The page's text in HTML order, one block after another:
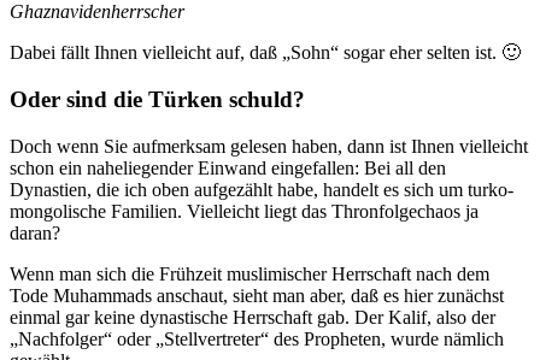
Ghaznavidenherrscher
Dabei fällt Ihnen vielleicht auf, daß „Sohn“ sogar eher selten ist. 🙂
Oder sind die Türken schuld?
Doch wenn Sie aufmerksam gelesen haben, dann ist Ihnen vielleicht
schon ein naheliegender Einwand eingefallen: Bei all den
Dynastien, die ich oben aufgezählt habe, handelt es sich um turko-
mongolische Familien. Vielleicht liegt das Thronfolgechaos ja
daran?
Wenn man sich die Frühzeit muslimischer Herrschaft nach dem
Tode Muhammads anschaut, sieht man aber, daß es hier zunächst
einmal gar keine dynastische Herrschaft gab. Der Kalif, also der
„Nachfolger“ oder „Stellvertreter“ des Propheten, wurde nämlich